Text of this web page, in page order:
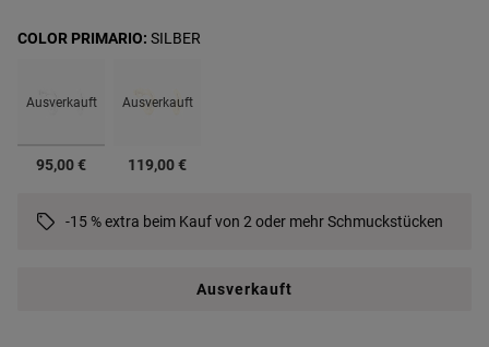
Ausverkauft
Ausgewählt
95,00 €
Ausverkauft
119,00 €
COLOR PRIMARIO: SILBER
-15 % extra beim Kauf von 2 oder mehr Schmuckstücken
Ausverkauft